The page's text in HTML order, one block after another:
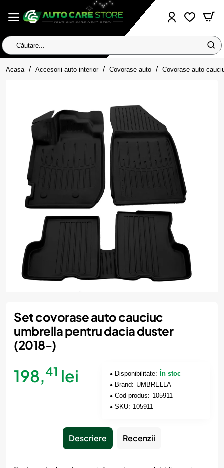
Căutare...
Acasa homeAccesorii auto interior Covorase auto Covorase auto
Set covorase auto cauciuc
umbrella pentru dacia duster
(2018-)
198,41 lei Disponibilitate:
În stoc
Brand: UMBRELLA
Cod produs: 105911
SKU: 105911
Descriere Recenzii